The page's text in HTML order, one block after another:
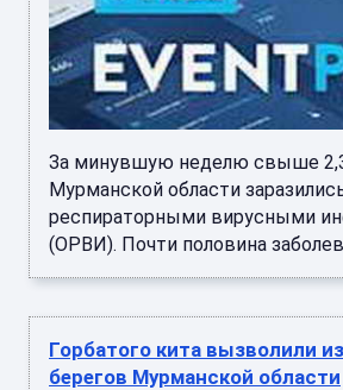
За минувшую неделю свыше
Мурманской области
респираторными вирусными
(ОРВИ). Почти половина
Горбатого кита вызволили
берегов Мурманской области